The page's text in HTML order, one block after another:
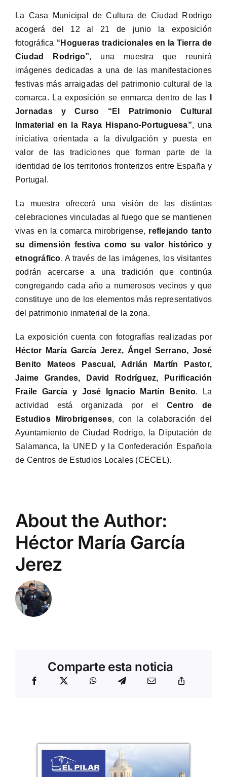
La Casa Municipal de Cultura de Ciudad Rodrigo
acogerá del 12 al 21 de junio la exposición
fotográfica “Hogueras tradicionales en la Tierra de
Ciudad Rodrigo”, una muestra que reunirá
imágenes dedicadas a una de las manifestaciones
festivas más arraigadas del patrimonio cultural de la
comarca. La exposición se enmarca dentro de las
Jornadas y Curso “El Patrimonio Cultural
Inmaterial en la Raya Hispano-Portuguesa”, una
iniciativa orientada a la divulgación y puesta en
valor de las tradiciones que forman parte de la
identidad de los territorios fronterizos entre España y
Portugal.
La muestra ofrecerá una visión de las distintas
celebraciones vinculadas al fuego que se mantienen
vivas en la comarca mirobrigense, reflejando tanto
su dimensión festiva como su valor histórico y
etnográfico. A través de las imágenes, los visitantes
podrán acercarse a una tradición que continúa
congregando cada año a numerosos vecinos y que
constituye uno de los elementos más representativos
del patrimonio inmaterial de la zona.
La exposición cuenta con fotografías realizadas por
Héctor María García Jerez, Ángel Serrano, José
Benito Mateos Pascual, Adrián Martín Pastor,
Jaime Grandes, David Rodríguez, Purificación
Fraile García y José Ignacio Martín Benito. La
actividad está organizada por el Centro de
Estudios Mirobrigenses, con la colaboración del
Ayuntamiento de Ciudad Rodrigo, la Diputación de
Salamanca, la UNED y la Confederación Española
de Centros de Estudios Locales (CECEL).
About the Author:
Héctor María García
Jerez
Comparte esta noticia